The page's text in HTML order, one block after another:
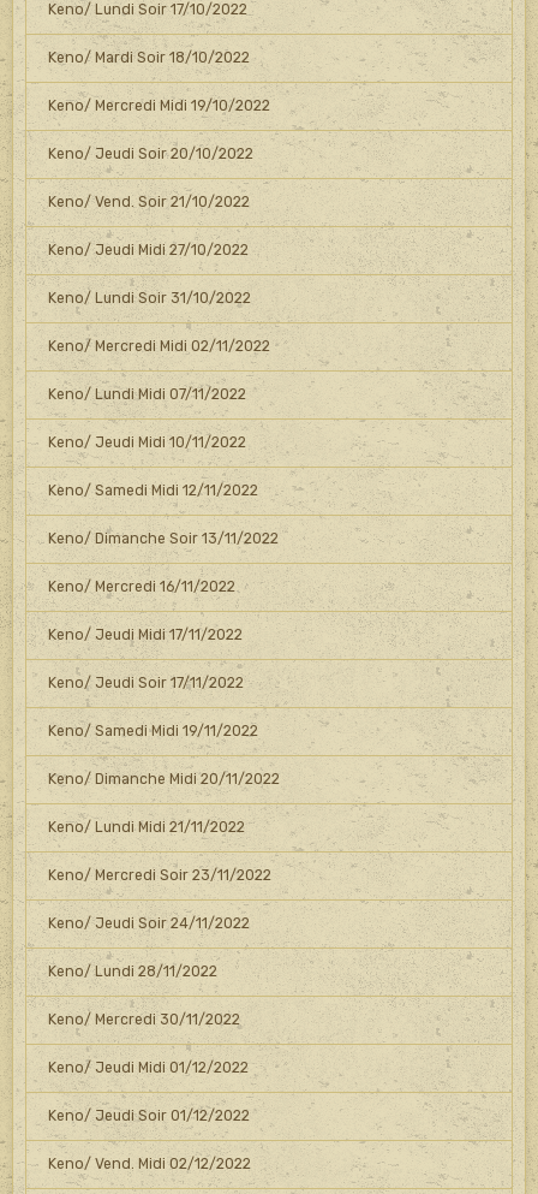
Keno/ Lundi Soir 17/10/2022
Keno/ Mardi Soir 18/10/2022
Keno/ Mercredi Midi 19/10/2022
Keno/ Jeudi Soir 20/10/2022
Keno/ Vend. Soir 21/10/2022
Keno/ Jeudi Midi 27/10/2022
Keno/ Lundi Soir 31/10/2022
Keno/ Mercredi Midi 02/11/2022
Keno/ Lundi Midi 07/11/2022
Keno/ Jeudi Midi 10/11/2022
Keno/ Samedi Midi 12/11/2022
Keno/ Dimanche Soir 13/11/2022
Keno/ Mercredi 16/11/2022
Keno/ Jeudi Midi 17/11/2022
Keno/ Jeudi Soir 17/11/2022
Keno/ Samedi Midi 19/11/2022
Keno/ Dimanche Midi 20/11/2022
Keno/ Lundi Midi 21/11/2022
Keno/ Mercredi Soir 23/11/2022
Keno/ Jeudi Soir 24/11/2022
Keno/ Lundi 28/11/2022
Keno/ Mercredi 30/11/2022
Keno/ Jeudi Midi 01/12/2022
Keno/ Jeudi Soir 01/12/2022
Keno/ Vend. Midi 02/12/2022